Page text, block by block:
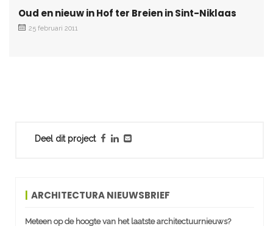
Deel dit project
ARCHITECTURA NIEUWSBRIEF
Meteen op de hoogte van het laatste architectuurnieuws?
Oud en nieuw in Hof ter Breien in Sint-Niklaas
25 februari 2011